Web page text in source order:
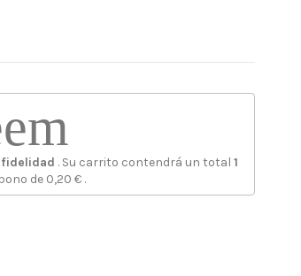
fidelidad . Su carrito contendrá un total1
de 0,20 €.